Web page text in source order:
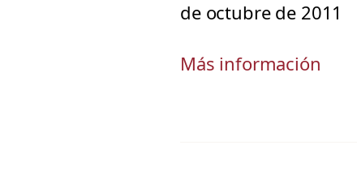
de octubre de 2011
Más información